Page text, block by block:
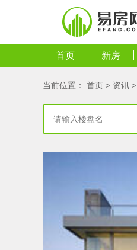
首页 新房
当前位置： 首页 > 资讯 >